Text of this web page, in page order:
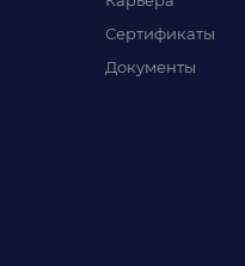
Сертификаты
Документы